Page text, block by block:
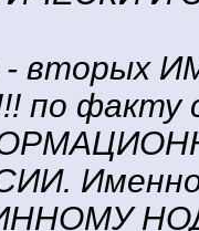
- вторых
по факту
Именно